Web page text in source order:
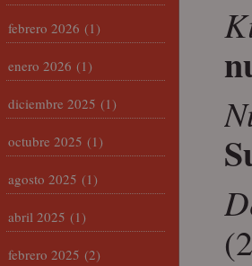
febrero 2026 (1)
enero 2026 (1)
diciembre 2025 (1)
octubre 2025 (1)
agosto 2025 (1)
abril 2025 (1)
febrero 2025 (2)